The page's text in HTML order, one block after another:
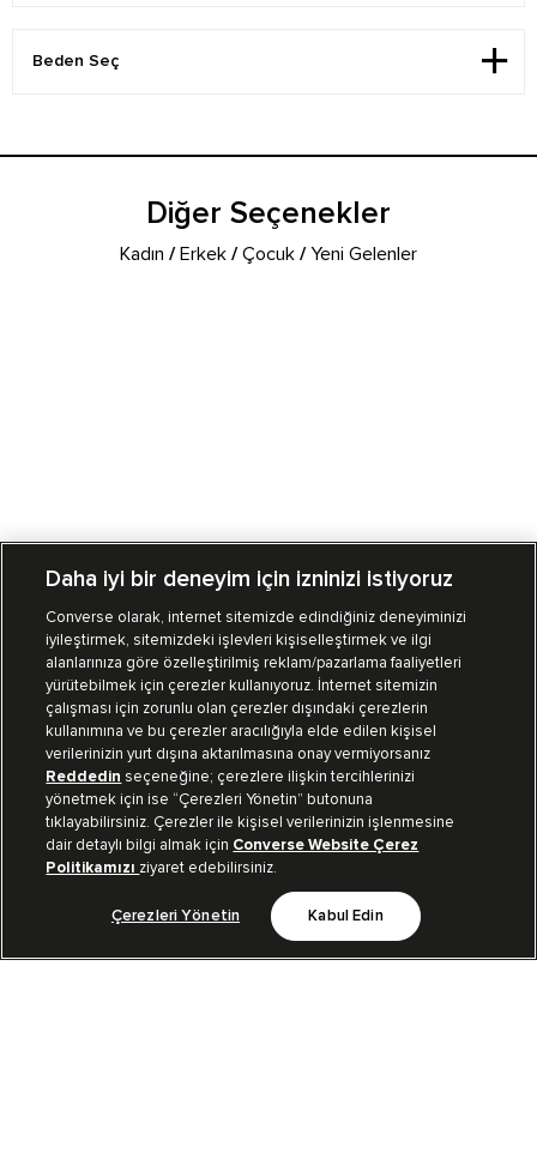
Diğer Seçenekler
Kadın /Erkek /Çocuk /Yeni Gelenler
Mağazalarımız Sipariş Takibi
Müşteri İlişkileri
Koleksiyon
Kurumsal
Bizi Takip Et
Daha iyi bir deneyim için izninizi istiyoruz
Converse olarak, internet sitemizde edindiğiniz deneyiminizi
iyileştirmek, sitemizdeki işlevleri kişiselleştirmek ve ilgi
alanlarınıza göre özelleştirilmiş reklam/pazarlama faaliyetleri
yürütebilmek için çerezler kullanıyoruz. İnternet sitemizin
çalışması için zorunlu olan çerezler dışındaki çerezlerin
kullanımına ve bu çerezler aracılığıyla elde edilen kişisel
verilerinizin yurt dışına aktarılmasına onay vermiyorsanız
Reddedin seçeneğine; çerezlere ilişkin tercihlerinizi
yönetmek için ise “Çerezleri Yönetin” butonuna
tıklayabilirsiniz. Çerezler ile kişisel verilerinizin işlenmesine
dair detaylı bilgi almak için Converse Website Çerez
Politikamızı ziyaret edebilirsiniz.
Çerezleri Yönetin Kabul Edin